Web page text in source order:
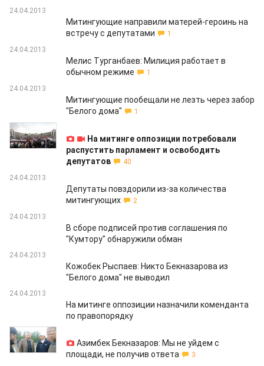
24.04.2013
Митингующие направили матерей-героинь на
встречу с депутатами
1
24.04.2013
Мелис Турганбаев: Милиция работает в
обычном режиме
1
24.04.2013
Митингующие пообещали не лезть через забор
"Белого дома"
1
24.04.2013
На митинге оппозиции потребовали
распустить парламент и освободить
депутатов
40
24.04.2013
Депутаты повздорили из-за количества
митингующих
2
24.04.2013
В сборе подписей против соглашения по
"Кумтору" обнаружили обман
24.04.2013
Кожобек Рыспаев: Никто Бекназарова из
"Белого дома" не выводил
24.04.2013
На митинге оппозиции назначили коменданта
по правопорядку
24.04.2013
Азимбек Бекназаров: Мы не уйдем с
площади, не получив ответа
3